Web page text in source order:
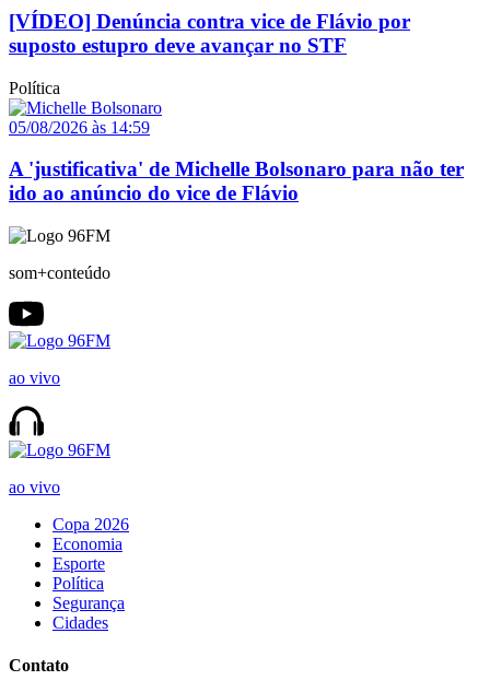
[VÍDEO] Denúncia contra vice de Flávio por
suposto estupro deve avançar no STF
Política
05/08/2026 às 14:59
A 'justificativa' de Michelle Bolsonaro para não ter
ido ao anúncio do vice de Flávio
som+conteúdo
ao vivo
ao vivo
Copa 2026
Economia
Esporte
Política
Segurança
Cidades
Contato